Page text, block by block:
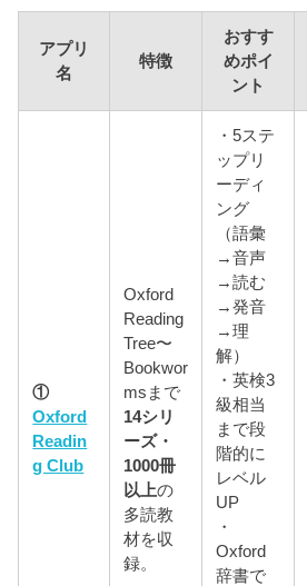
アプリ
名
特徴
おすす
めポイ
ント
①
Oxford
Readin
g Club
Oxford
Reading
Tree〜
Bookwor
msまで
14シリ
ーズ・
1000冊
以上の
多読教
材を収
録。
・5ステ
ップリ
ーディ
ング
（語彙
→音声
→読む
→発音
→理
解）
・英検3
級相当
まで段
階的に
レベル
UP
・
Oxford
辞書で